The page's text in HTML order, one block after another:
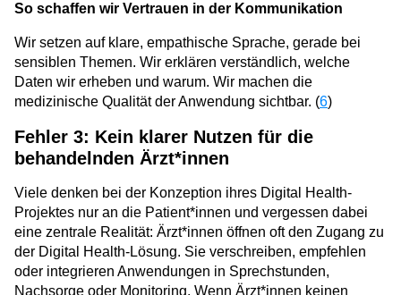
So schaffen wir Vertrauen in der Kommunikation
Wir setzen auf klare, empathische Sprache, gerade bei
sensiblen Themen. Wir erklären verständlich, welche
Daten wir erheben und warum. Wir machen die
medizinische Qualität der Anwendung sichtbar. (6)
Fehler 3: Kein klarer Nutzen für die
behandelnden Ärzt*innen
Viele denken bei der Konzeption ihres Digital Health-
Projektes nur an die Patient*innen und vergessen dabei
eine zentrale Realität: Ärzt*innen öffnen oft den Zugang zu
der Digital Health-Lösung. Sie verschreiben, empfehlen
oder integrieren Anwendungen in Sprechstunden,
Nachsorge oder Monitoring. Wenn Ärzt*innen keinen